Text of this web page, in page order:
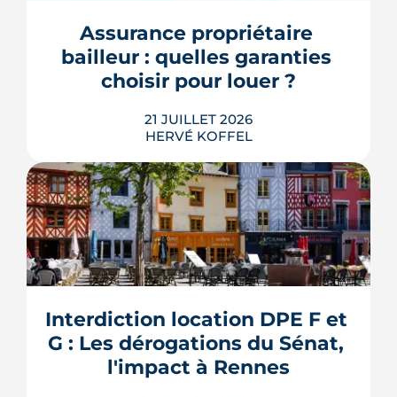
bureaux et logements de fonction
pourraient à terme changer de mains,
sans que la liste ni le calendrier s...
LIRE L'ARTICLE
Assurance propriétaire
bailleur : quelles garanties
choisir pour louer ?
21 JUILLET 2026
HERVÉ KOFFEL
Louer, c'est aussi assurer. Entre
l'obligation légale, les garanties utiles
et les options commerciales, ce guide
bien sans payer pour rien.
LIRE L'ARTICLE
Interdiction location DPE F et
G : Les dérogations du Sénat,
l'impact à Rennes